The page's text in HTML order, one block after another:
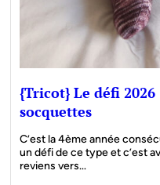
{Tricot} Le défi
socquettes
C’est la 4ème année
un défi de ce type et c’est
reviens vers…